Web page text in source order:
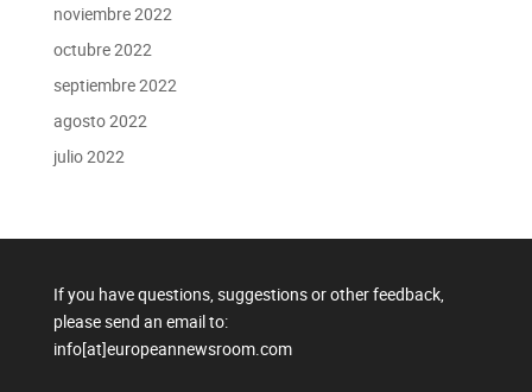
noviembre 2022
octubre 2022
septiembre 2022
agosto 2022
julio 2022
If you have questions, suggestions or other feedback,
please send an email to:
info[at]europeannewsroom.com